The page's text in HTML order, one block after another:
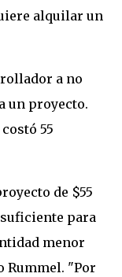
alquilar un
a no
un proyecto.
55
de $55
para
menor
Rummel. "Por